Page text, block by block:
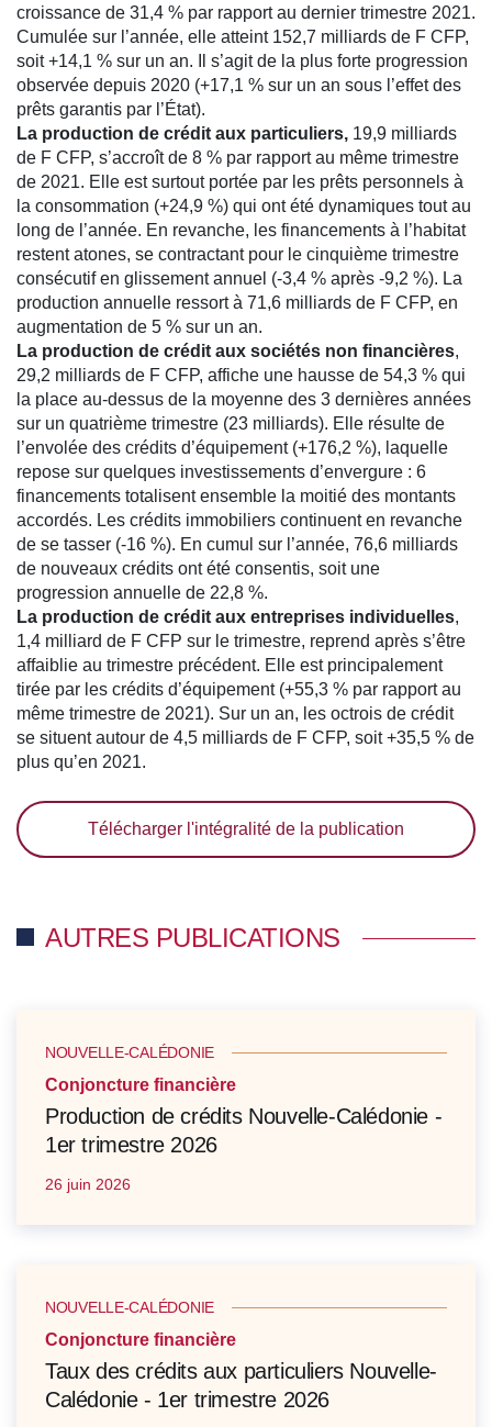
croissance de 31,4 % par rapport au dernier trimestre 2021.
Cumulée sur l’année, elle atteint 152,7 milliards de F CFP,
soit +14,1 % sur un an. Il s’agit de la plus forte progression
observée depuis 2020 (+17,1 % sur un an sous l’effet des
prêts garantis par l’État).
La production de crédit aux particuliers, 19,9 milliards
de F CFP, s’accroît de 8 % par rapport au même trimestre
de 2021. Elle est surtout portée par les prêts personnels à
la consommation (+24,9 %) qui ont été dynamiques tout au
long de l’année. En revanche, les financements à l’habitat
restent atones, se contractant pour le cinquième trimestre
consécutif en glissement annuel (-3,4 % après -9,2 %). La
production annuelle ressort à 71,6 milliards de F CFP, en
augmentation de 5 % sur un an.
La production de crédit aux sociétés non financières,
29,2 milliards de F CFP, affiche une hausse de 54,3 % qui
la place au-dessus de la moyenne des 3 dernières années
sur un quatrième trimestre (23 milliards). Elle résulte de
l’envolée des crédits d’équipement (+176,2 %), laquelle
repose sur quelques investissements d’envergure : 6
financements totalisent ensemble la moitié des montants
accordés. Les crédits immobiliers continuent en revanche
de se tasser (-16 %). En cumul sur l’année, 76,6 milliards
de nouveaux crédits ont été consentis, soit une
progression annuelle de 22,8 %.
La production de crédit aux entreprises individuelles,
1,4 milliard de F CFP sur le trimestre, reprend après s’être
affaiblie au trimestre précédent. Elle est principalement
tirée par les crédits d’équipement (+55,3 % par rapport au
même trimestre de 2021). Sur un an, les octrois de crédit
se situent autour de 4,5 milliards de F CFP, soit +35,5 % de
plus qu’en 2021.
Télécharger l'intégralité de la publication
AUTRES PUBLICATIONS
NOUVELLE-CALÉDONIE
Conjoncture financière
Production de crédits Nouvelle-Calédonie -
1er trimestre 2026
26 juin 2026
NOUVELLE-CALÉDONIE
Conjoncture financière
Taux des crédits aux particuliers Nouvelle-
Calédonie - 1er trimestre 2026